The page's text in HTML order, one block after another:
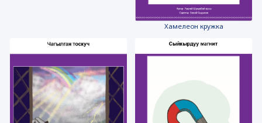
Хамелеон кружка